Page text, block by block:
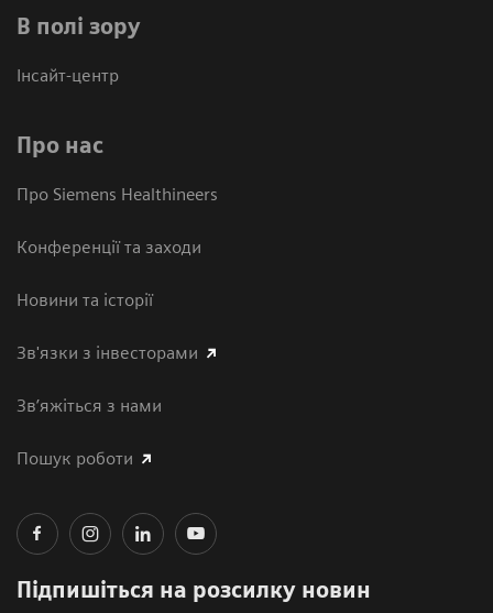
В полі зору
Інсайт-центр
Про нас
Про Siemens Healthineers
Конференції та заходи
Новини та історії
Зв'язки з інвесторами
Зв’яжіться з нами
Пошук роботи
Підпишіться на розсилку новин